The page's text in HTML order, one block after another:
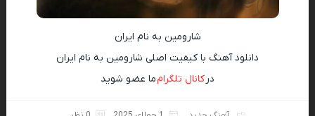
شارومین به نام ایران
دانلود آهنگ با کیفیت اصلی شارومین به نام ایران
درکانال تلگرامما عضو شوید